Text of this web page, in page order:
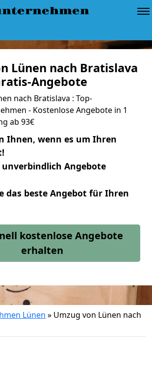
Lünen nach Bratislava
Angebote
nach Bratislava : Top-
- Kostenlose Angebote in 1
ab 93€
Ihnen, wenn es um Ihren
unverbindlich Angebote
das beste Angebot für Ihren
kostenlose Angebote
erhalten
Lünen » Umzug von Lünen nach